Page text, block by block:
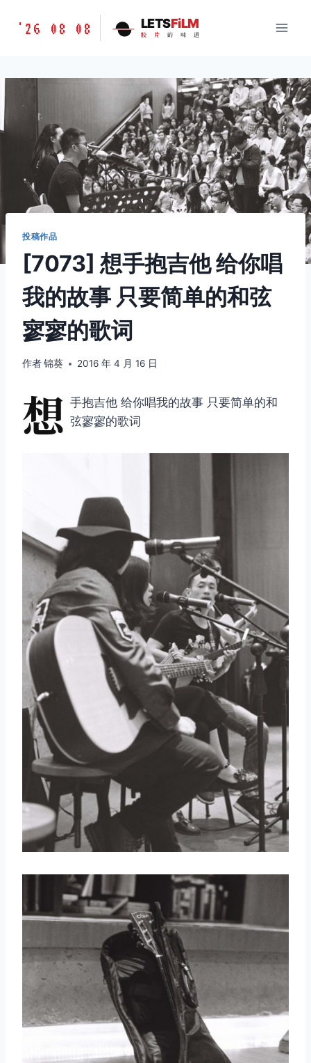
胶
味
LETSFILM
'26 08 08 LETSFiLM
胶 片 的 味 道
投稿作品
[7073] 想手抱吉他 给你唱
我的故事 只要简单的和弦
寥寥的歌词
作者锦葵 2016 年 4 月 16 日
想 手抱吉他 给你唱我的故事 只要简单的和
弦寥寥的歌词